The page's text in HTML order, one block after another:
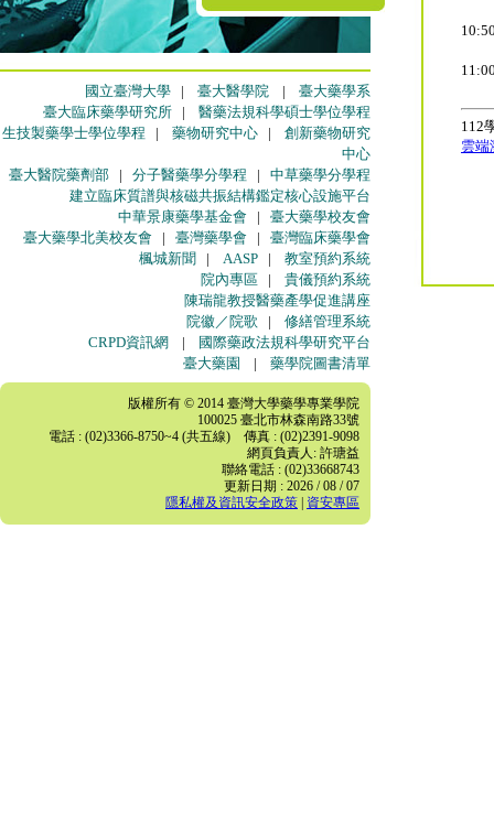
國立臺灣大學 | 臺大醫學院 | 臺大藥學系
臺大臨床藥學研究所 | 醫藥法規科學碩士學位學程
生技製藥學士學位學程 | 藥物研究中心 | 創新藥物研究
中心
臺大醫院藥劑部 | 分子醫藥學分學程 | 中草藥學分學程
建立臨床質譜與核磁共振結構鑑定核心設施平台
中華景康藥學基金會 | 臺大藥學校友會
臺大藥學北美校友會 | 臺灣藥學會 | 臺灣臨床藥學會
楓城新聞 | AASP | 教室預約系統
院內專區 | 貴儀預約系統
陳瑞龍教授醫藥產學促進講座
院徽／院歌 | 修繕管理系統
CRPD資訊網 |
國際藥政法規科學研究平台
臺大藥園
| 藥學院圖書清單
版權所有 © 2014 臺灣大學藥學專業學院
100025 臺北市林森南路33號
電話 : (02)3366-8750~4 (共五線) 傳真 : (02)2391-9098
網頁負責人: 許瑭益
聯絡電話 : (02)33668743
更新日期 : 2026 / 08 / 07
隱私權及資訊安全政策
資安專區
112
雲端